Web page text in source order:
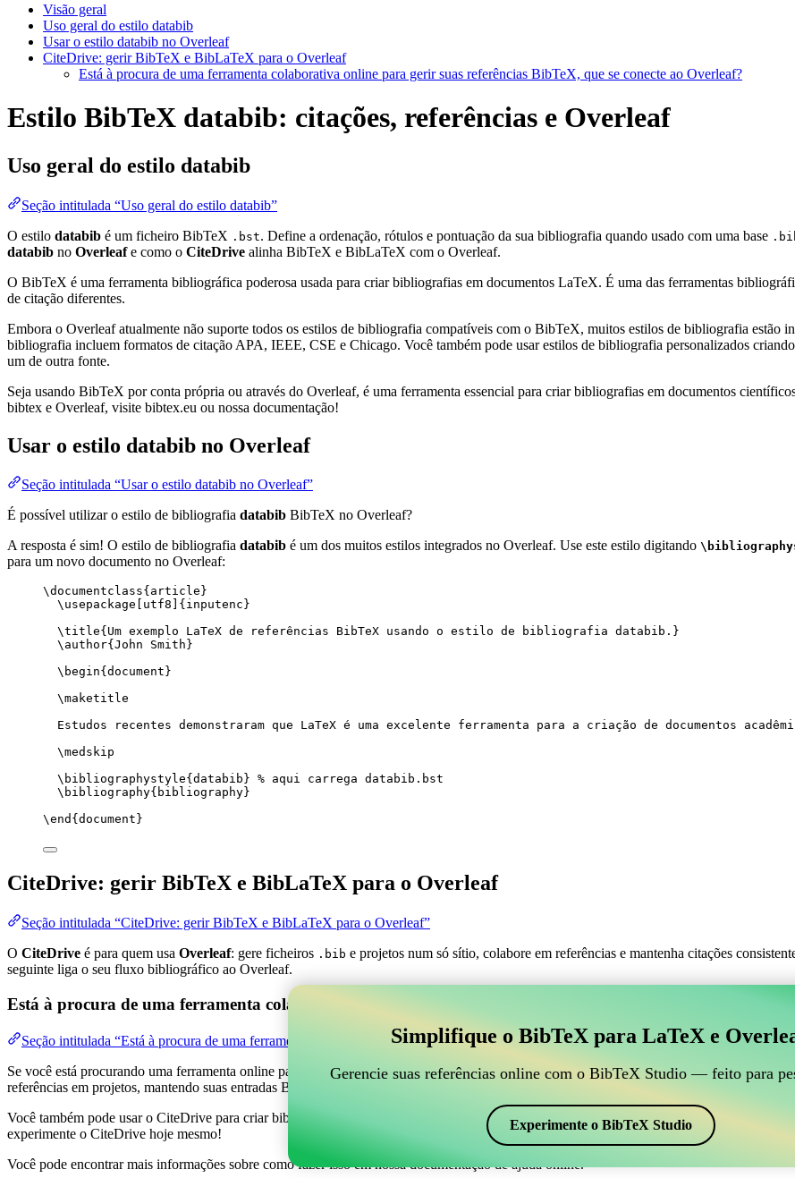
Visão geral
Uso geral do estilo databib
Usar o estilo databib no Overleaf
CiteDrive: gerir BibTeX e BibLaTeX para o Overleaf
Está à procura de uma ferramenta colaborativa online para gerir suas referências BibTeX, que se conecte ao Overleaf?
Estilo BibTeX databib: citações, referências e Overleaf
Uso geral do estilo databib
Seção intitulada “Uso geral do estilo databib”
O estilo databib é um ficheiro BibTeX .bst. Define a ordenação, rótulos e pontuação da sua bibliografia quando usado com uma base
databib no Overleafe como o CiteDrive alinha BibTeX e BibLaTeX com o Overleaf.
O BibTeX é uma ferramenta bibliográfica poderosa usada para criar bibliografias em documentos LaTeX. É uma das ferramentas
de citação diferentes.
Embora o Overleaf atualmente não suporte todos os estilos de bibliografia compatíveis com o BibTeX, muitos estilos de bibliografia estão
bibliografia incluem formatos de citação APA, IEEE, CSE e Chicago. Você também pode usar estilos de bibliografia personalizados
um de outra fonte.
Seja usando BibTeX por conta própria ou através do Overleaf, é uma ferramenta essencial para criar bibliografias em documentos
bibtex e Overleaf, visite bibtex.eu ou nossa documentação!
Usar o estilo databib no Overleaf
Seção intitulada “Usar o estilo databib no Overleaf”
É possível utilizar o estilo de bibliografia databib BibTeX no Overleaf?
A resposta é sim! O estilo de bibliografia databib é um dos muitos estilos integrados no Overleaf. Use este estilo digitando
para um novo documento no Overleaf:
\documentclass{ article }
\usepackage
utf8 ]{ inputenc }
\title{Um exemplo LaTeX de referências BibTeX usando o estilo de bibliografia databib.}
\author{John Smith}
\begin{ document }
\maketitle
Estudos recentes demonstraram que LaTeX é uma excelente ferramenta para a criação de documentos
\medskip
\bibliographystyle{databib} % aqui carrega databib.bst
\bibliography{bibliography}
\end { document }
CiteDrive: gerir BibTeX e BibLaTeX para o Overleaf
Seção intitulada “CiteDrive: gerir BibTeX e BibLaTeX para o Overleaf”
O CiteDrive é para quem usa Overleaf: gere ficheiros .bib e projetos num só sítio, colabore em referências e mantenha citações
seguinte liga o seu fluxo bibliográfico ao Overleaf.
Está à procura de uma ferramenta colaborativa online para gerir suas referências BibTeX, que se conecte ao
Seção intitulada “Está à procura de uma ferramenta colaborativa online para gerir suas referências BibTeX, que se conecte ao Overleaf?”
Se você está procurando uma ferramenta online para ajudar a gerenciar suas referências, citações e bibliografia no Overleaf, o CiteDrive
referências em projetos, mantendo suas entradas BibTeX atualizadas em seu projeto Overleaf.
Você também pode usar o CiteDrive para criar bibliografias e citações em vários estilos, incluindo databib. Então, se você está
experimente o CiteDrive hoje mesmo!
Você pode encontrar mais informações sobre como fazer isso em nossa documentação de ajuda online.
Simplifique o BibTeX para LaTeX e
Gerencie suas referências online com o BibTeX Studio — feito para
Experimente o BibTeX Studio